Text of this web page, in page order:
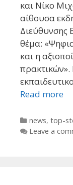
και Νίκο
αίθουσα
Διεύθυνσης
θέμα:
και η
Read more
Categories
news, top-
Leave a